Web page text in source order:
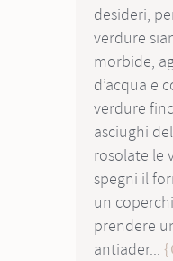
desideri,
verdure
morbide,
d’acqua e
verdure
asciughi
rosolate le
spegni il
un
prendere
antiader...